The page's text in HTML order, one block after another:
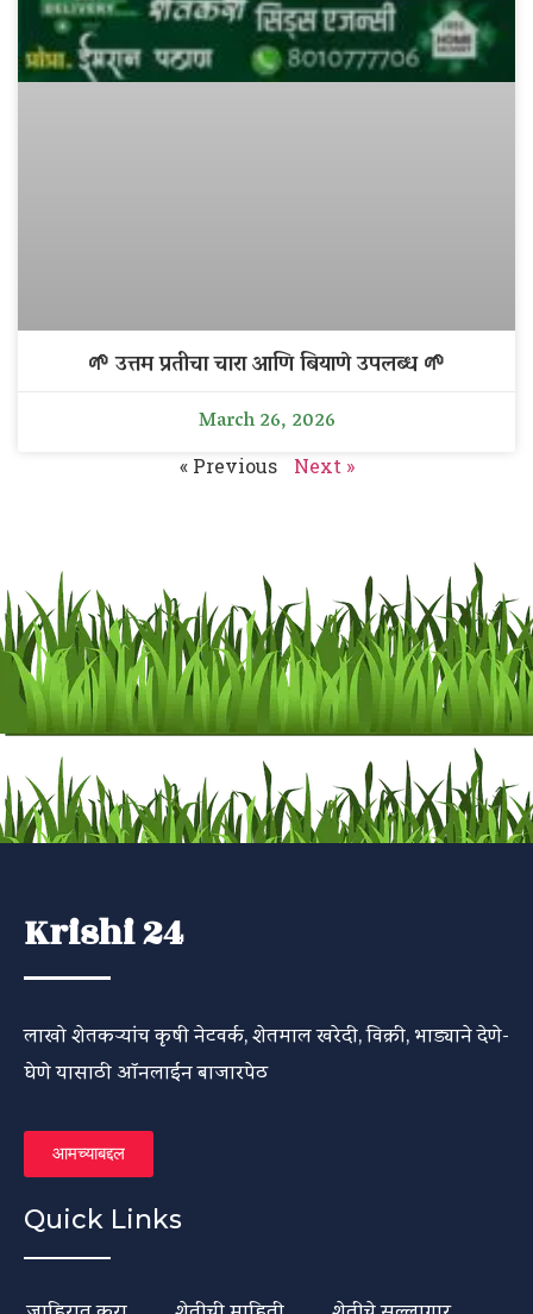
🌱 उत्तम प्रतीचा चारा आणि बियाणे उपलब्ध 🌱
March 26, 2026
« Previous Next »
Krishi 24
लाखो शेतकऱ्यांच कृषी नेटवर्क, शेतमाल खरेदी, विक्री, भाड्याने देणे-
घेणे यासाठी ऑनलाईन बाजारपेठ
आमच्याबद्दल
Quick Links